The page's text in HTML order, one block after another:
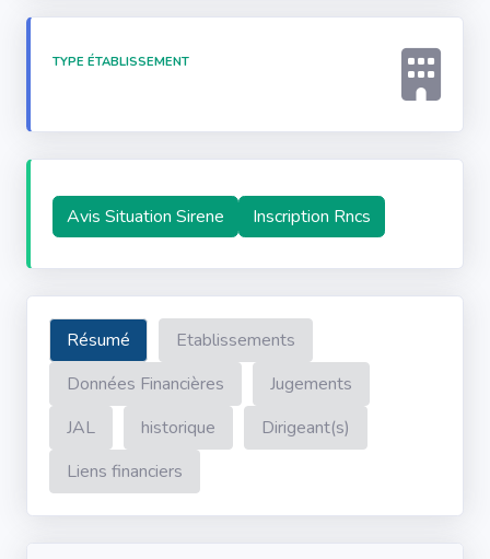
TYPE ÉTABLISSEMENT
Avis Situation Sirene Inscription Rncs
Résumé
Etablissements
Données Financières
Jugements
JAL
historique
Dirigeant(s)
Liens financiers